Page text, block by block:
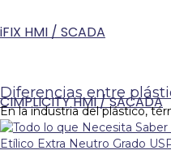
iFIX HMI / SCADA
CIMPLICITY HMI / SACADA
Diferencias entre
En la industria del plástico,